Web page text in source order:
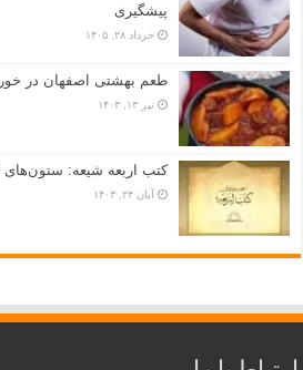
پیشگیری
خرداد ۲۸, ۱۴۰۵
طعم بهشتی اصفهان در
تیر ۱۳, ۱۴۰۳
کتب اربعه شیعه: ستون‌های
آبان ۲۴, ۱۴۰۳